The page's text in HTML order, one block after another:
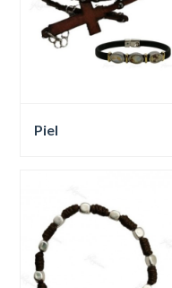
Piel